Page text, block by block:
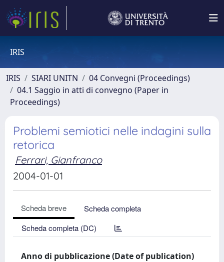
IRIS
IRIS SIARI UNITN
04 Convegni (Proceedings)
04.1 Saggio in atti di convegno (Paper in
Proceedings)
Problemi semiotici nelle indagini sulla
retorica
Ferrari, Gianfranco
2004-01-01
Scheda breve
Scheda completa
Scheda completa (DC)
Anno di pubblicazione (Date of publication)